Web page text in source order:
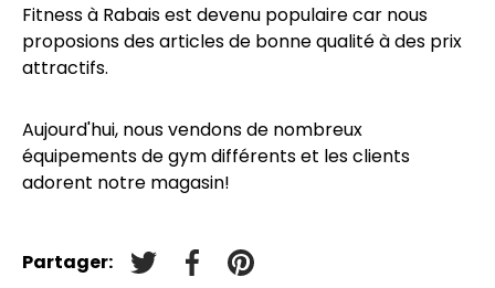
Fitness à Rabais est devenu populaire car nous
proposions des articles de bonne qualité à des prix
attractifs.
Aujourd'hui, nous vendons de nombreux
équipements de gym différents et les clients
adorent notre magasin!
Partager: Tweeter sur Twitter
Partager sur Facebook
Épingler sur Pinterest